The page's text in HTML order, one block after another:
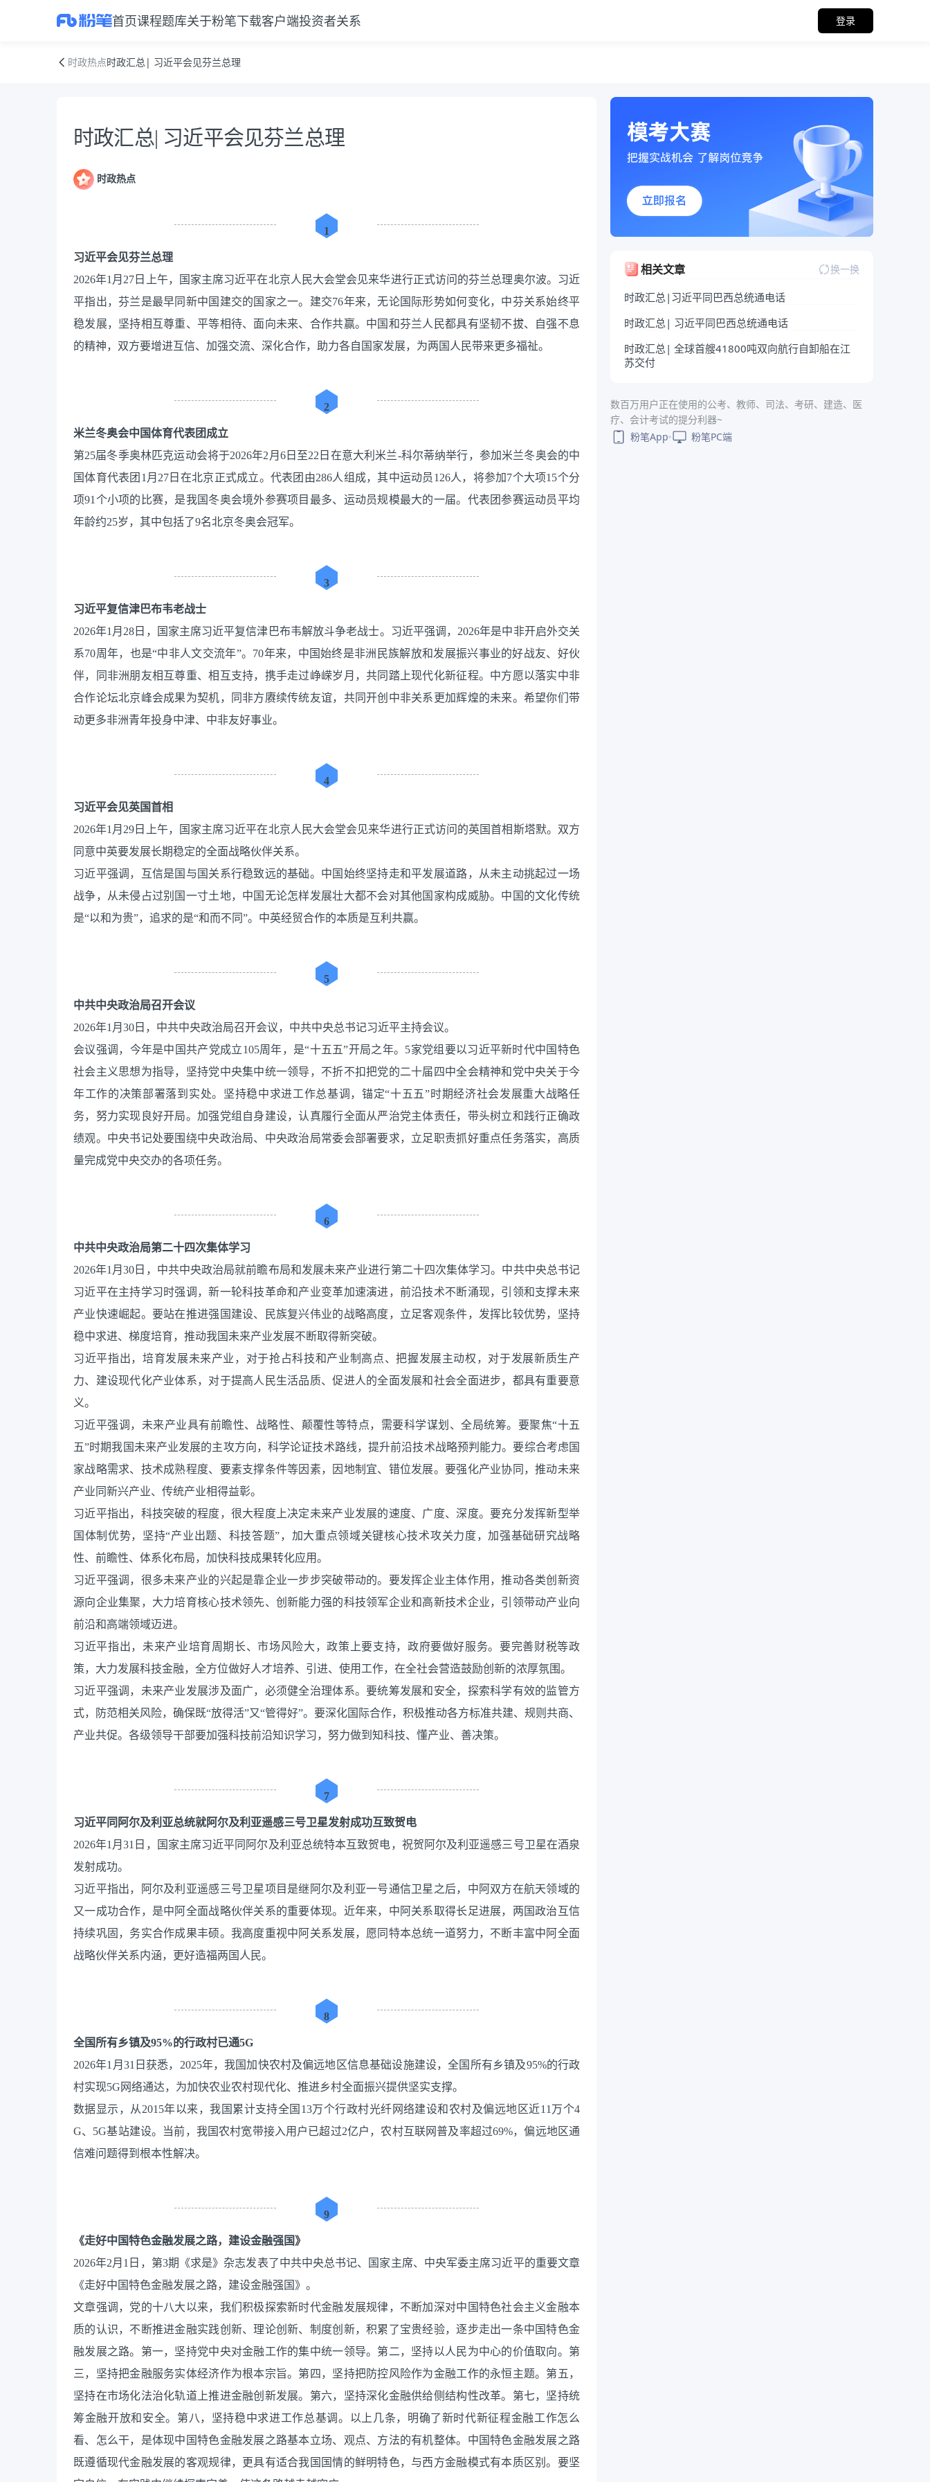
首页课程题库关于粉笔下载客户端投资者关系 登录
时政热点时政汇总| 习近平会见芬兰总理
时政汇总| 习近平会见芬兰总理
时政热点
1
习近平会见芬兰总理
2026年1月27日上午，国家主席习近平在北京人民大会堂会见来华进行正式访问的芬兰总理奥尔波。习近
平指出，芬兰是最早同新中国建交的国家之一。建交76年来，无论国际形势如何变化，中芬关系始终平
稳发展，坚持相互尊重、平等相待、面向未来、合作共赢。中国和芬兰人民都具有坚韧不拔、自强不息
的精神，双方要增进互信、加强交流、深化合作，助力各自国家发展，为两国人民带来更多福祉。
2
米兰冬奥会中国体育代表团成立
第25届冬季奥林匹克运动会将于2026年2月6日至22日在意大利米兰-科尔蒂纳举行，参加米兰冬奥会的中
国体育代表团1月27日在北京正式成立。代表团由286人组成，其中运动员126人，将参加7个大项15个分
项91个小项的比赛，是我国冬奥会境外参赛项目最多、运动员规模最大的一届。代表团参赛运动员平均
年龄约25岁，其中包括了9名北京冬奥会冠军。
3
习近平复信津巴布韦老战士
2026年1月28日，国家主席习近平复信津巴布韦解放斗争老战士。习近平强调，2026年是中非开启外交关
系70周年，也是“中非人文交流年”。70年来，中国始终是非洲民族解放和发展振兴事业的好战友、好伙
伴，同非洲朋友相互尊重、相互支持，携手走过峥嵘岁月，共同踏上现代化新征程。中方愿以落实中非
合作论坛北京峰会成果为契机，同非方赓续传统友谊，共同开创中非关系更加辉煌的未来。希望你们带
动更多非洲青年投身中津、中非友好事业。
4
习近平会见英国首相
2026年1月29日上午，国家主席习近平在北京人民大会堂会见来华进行正式访问的英国首相斯塔默。双方
同意中英要发展长期稳定的全面战略伙伴关系。
习近平强调，互信是国与国关系行稳致远的基础。中国始终坚持走和平发展道路，从未主动挑起过一场
战争，从未侵占过别国一寸土地，中国无论怎样发展壮大都不会对其他国家构成威胁。中国的文化传统
是“以和为贵”，追求的是“和而不同”。中英经贸合作的本质是互利共赢。
5
中共中央政治局召开会议
2026年1月30日，中共中央政治局召开会议，中共中央总书记习近平主持会议。
会议强调，今年是中国共产党成立105周年，是“十五五”开局之年。5家党组要以习近平新时代中国特色
社会主义思想为指导，坚持党中央集中统一领导，不折不扣把党的二十届四中全会精神和党中央关于今
年工作的决策部署落到实处。坚持稳中求进工作总基调，锚定“十五五”时期经济社会发展重大战略任
务，努力实现良好开局。加强党组自身建设，认真履行全面从严治党主体责任，带头树立和践行正确政
绩观。中央书记处要围绕中央政治局、中央政治局常委会部署要求，立足职责抓好重点任务落实，高质
量完成党中央交办的各项任务。
6
中共中央政治局第二十四次集体学习
2026年1月30日，中共中央政治局就前瞻布局和发展未来产业进行第二十四次集体学习。中共中央总书记
习近平在主持学习时强调，新一轮科技革命和产业变革加速演进，前沿技术不断涌现，引领和支撑未来
产业快速崛起。要站在推进强国建设、民族复兴伟业的战略高度，立足客观条件，发挥比较优势，坚持
稳中求进、梯度培育，推动我国未来产业发展不断取得新突破。
习近平指出，培育发展未来产业，对于抢占科技和产业制高点、把握发展主动权，对于发展新质生产
力、建设现代化产业体系，对于提高人民生活品质、促进人的全面发展和社会全面进步，都具有重要意
义。
习近平强调，未来产业具有前瞻性、战略性、颠覆性等特点，需要科学谋划、全局统筹。要聚焦“十五
五”时期我国未来产业发展的主攻方向，科学论证技术路线，提升前沿技术战略预判能力。要综合考虑国
家战略需求、技术成熟程度、要素支撑条件等因素，因地制宜、错位发展。要强化产业协同，推动未来
产业同新兴产业、传统产业相得益彰。
习近平指出，科技突破的程度，很大程度上决定未来产业发展的速度、广度、深度。要充分发挥新型举
国体制优势，坚持“产业出题、科技答题”，加大重点领域关键核心技术攻关力度，加强基础研究战略
性、前瞻性、体系化布局，加快科技成果转化应用。
习近平强调，很多未来产业的兴起是靠企业一步步突破带动的。要发挥企业主体作用，推动各类创新资
源向企业集聚，大力培育核心技术领先、创新能力强的科技领军企业和高新技术企业，引领带动产业向
前沿和高端领域迈进。
习近平指出，未来产业培育周期长、市场风险大，政策上要支持，政府要做好服务。要完善财税等政
策，大力发展科技金融，全方位做好人才培养、引进、使用工作，在全社会营造鼓励创新的浓厚氛围。
习近平强调，未来产业发展涉及面广，必须健全治理体系。要统筹发展和安全，探索科学有效的监管方
式，防范相关风险，确保既“放得活”又“管得好”。要深化国际合作，积极推动各方标准共建、规则共商、
产业共促。各级领导干部要加强科技前沿知识学习，努力做到知科技、懂产业、善决策。
7
习近平同阿尔及利亚总统就阿尔及利亚遥感三号卫星发射成功互致贺电
2026年1月31日，国家主席习近平同阿尔及利亚总统特本互致贺电，祝贺阿尔及利亚遥感三号卫星在酒泉
发射成功。
习近平指出，阿尔及利亚遥感三号卫星项目是继阿尔及利亚一号通信卫星之后，中阿双方在航天领域的
又一成功合作，是中阿全面战略伙伴关系的重要体现。近年来，中阿关系取得长足进展，两国政治互信
持续巩固，务实合作成果丰硕。我高度重视中阿关系发展，愿同特本总统一道努力，不断丰富中阿全面
战略伙伴关系内涵，更好造福两国人民。
8
全国所有乡镇及95%的行政村已通5G
2026年1月31日获悉，2025年，我国加快农村及偏远地区信息基础设施建设，全国所有乡镇及95%的行政
村实现5G网络通达，为加快农业农村现代化、推进乡村全面振兴提供坚实支撑。
数据显示，从2015年以来，我国累计支持全国13万个行政村光纤网络建设和农村及偏远地区近11万个4
G、5G基站建设。当前，我国农村宽带接入用户已超过2亿户，农村互联网普及率超过69%，偏远地区通
信难问题得到根本性解决。
9
《走好中国特色金融发展之路，建设金融强国》
2026年2月1日，第3期《求是》杂志发表了中共中央总书记、国家主席、中央军委主席习近平的重要文章
《走好中国特色金融发展之路，建设金融强国》。
文章强调，党的十八大以来，我们积极探索新时代金融发展规律，不断加深对中国特色社会主义金融本
质的认识，不断推进金融实践创新、理论创新、制度创新，积累了宝贵经验，逐步走出一条中国特色金
融发展之路。第一，坚持党中央对金融工作的集中统一领导。第二，坚持以人民为中心的价值取向。第
三，坚持把金融服务实体经济作为根本宗旨。第四，坚持把防控风险作为金融工作的永恒主题。第五，
坚持在市场化法治化轨道上推进金融创新发展。第六，坚持深化金融供给侧结构性改革。第七，坚持统
筹金融开放和安全。第八，坚持稳中求进工作总基调。以上几条，明确了新时代新征程金融工作怎么
看、怎么干，是体现中国特色金融发展之路基本立场、观点、方法的有机整体。中国特色金融发展之路
既遵循现代金融发展的客观规律，更具有适合我国国情的鲜明特色，与西方金融模式有本质区别。要坚
相关备考资料
相关文章 换一换
时政汇总|习近平同巴西总统通电话
时政汇总| 习近平同巴西总统通电话
时政汇总| 全球首艘41800吨双向航行自卸船在江
苏交付
数百万用户正在使用的公考、教师、司法、考研、建造、医
疗、会计考试的提分利器~
粉笔App
粉笔PC端